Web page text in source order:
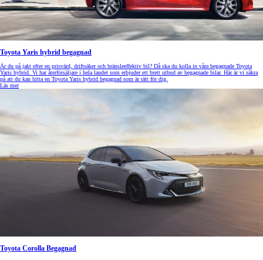
Toyota Yaris hybrid begagnad
Är du på jakt efter en prisvärd, driftsäker och bränsleeffektiv bil? Då ska du kolla in våra begagnade Toyota
Yaris hybrid. Vi har återförsäljare i hela landet som erbjuder ett brett utbud av begagnade bilar. Här är vi säkra
på att du kan hitta en Toyota Yaris hybrid begagnad som är rätt för dig.
Läs mer
Toyota Corolla Begagnad